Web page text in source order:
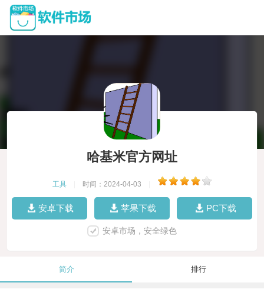
哈基米官方网址
工具 时间：2024-04-03
安卓下载 苹果下载 PC下载
安卓市场，安全绿色
简介 排行